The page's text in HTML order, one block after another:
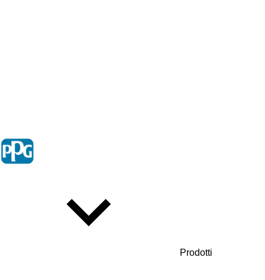
Prodotti